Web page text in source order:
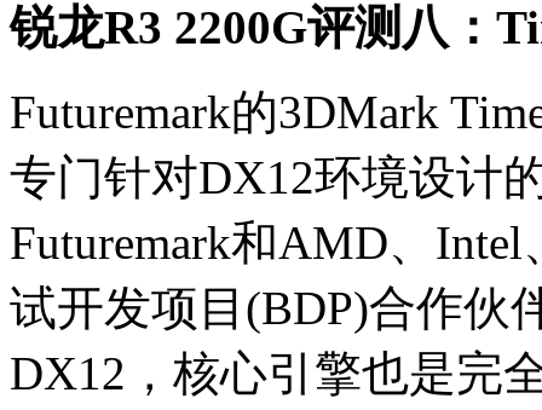
锐龙R3 2200G评测八：
Futuremark的3DMark
专门针对DX12环境设计
Futuremark和AMD、
试开发项目(BDP)合作伙
DX12，核心引擎也是完